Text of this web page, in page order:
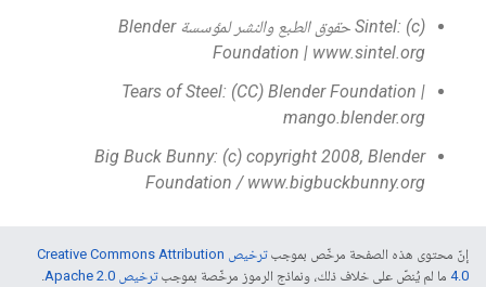
‫Sintel: (c) حقوق الطبع والنشر لمؤسسة Blender
Foundation | www.sintel.org
Tears of Steel: (CC) Blender Foundation |
mango.blender.org
Big Buck Bunny: (c) copyright 2008, Blender
Foundation / www.bigbuckbunny.org
إنّ محتوى هذه الصفحة مرخّص بموجب
ترخيص Creative Commons Attribution
4.0‏ ما لم يُنصّ على خلاف ذلك، ونماذج الرموز مرخّصة بموجبترخيص Apache 2.0‏
.